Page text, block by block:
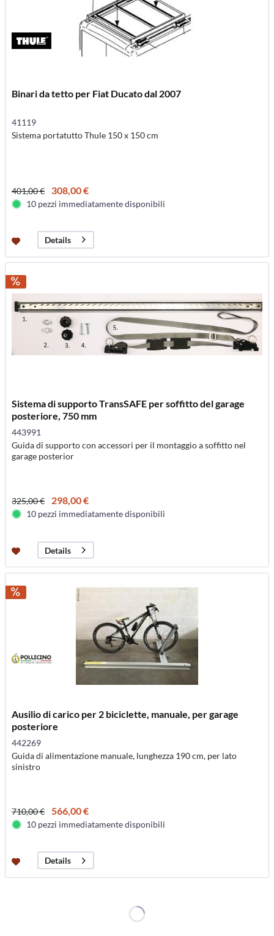
Binari da tetto per Fiat Ducato dal 2007
41119
Sistema portatutto Thule 150 x 150 cm
401,00 € 308,00 €
10 pezzi immediatamente disponibili
Details
Sistema di supporto TransSAFE per soffitto del garage
posteriore, 750 mm
443991
Guida di supporto con accessori per il montaggio a soffitto nel
garage posterior
325,00 € 298,00 €
10 pezzi immediatamente disponibili
Details
Ausilio di carico per 2 biciclette, manuale, per garage
posteriore
442269
Guida di alimentazione manuale, lunghezza 190 cm, per lato
sinistro
710,00 € 566,00 €
10 pezzi immediatamente disponibili
Details